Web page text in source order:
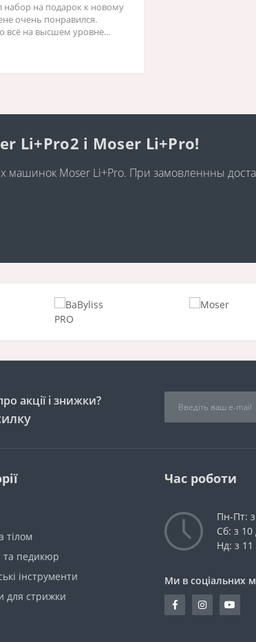
набор на подарок к новому
очень понравился.
всё на высшем уровне...
і Moser Li+Pro!
машинок Moser Li+Pro. При замовленнны
акції і знижки?
тілом
педикюр
інструменти
для стрижки
Час роботи
Пн-Пт:
Сб: з 10
Нд: з 11
Ми в соціальних